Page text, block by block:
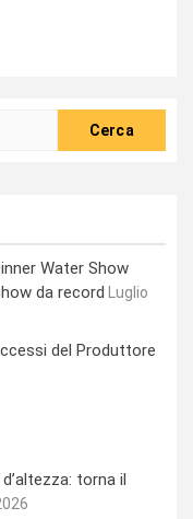
Water Show
da record Luglio
del Produttore
torna il